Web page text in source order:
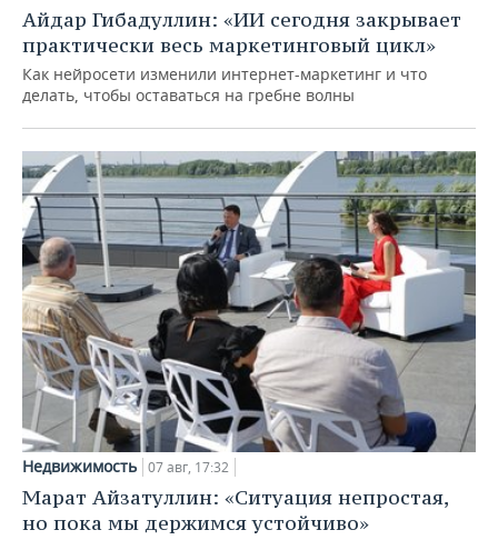
Айдар Гибадуллин: «ИИ сегодня закрывает
практически весь маркетинговый цикл»
Как нейросети изменили интернет-маркетинг и что
делать, чтобы оставаться на гребне волны
Недвижимость 07 авг, 17:32
Марат Айзатуллин: «Ситуация непростая,
но пока мы держимся устойчиво»